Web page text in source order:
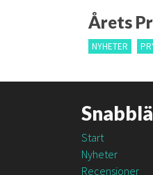
Årets
NYHETER
Start
Nyheter
Recensioner